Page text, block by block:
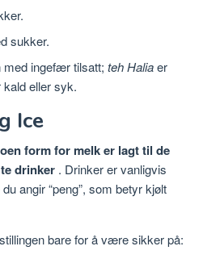
sukker.
med ingefær tilsatt; teh Haliaer
eller syk.
Ice
form for melk er lagt til de
drinker . Drinker er vanligvis
angir “peng”, som betyr kjølt
bare for å være sikker på: